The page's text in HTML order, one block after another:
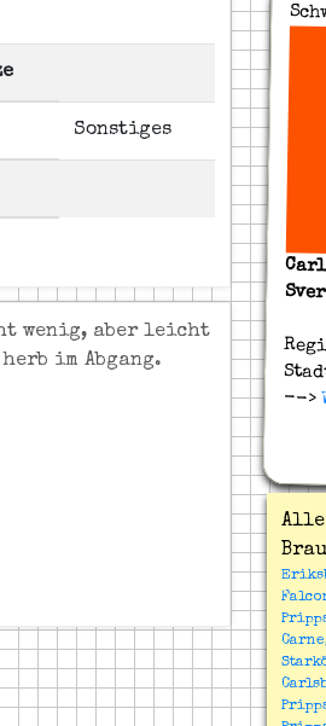
Sonstiges
wenig, aber leicht
im Abgang.
-->
Alle